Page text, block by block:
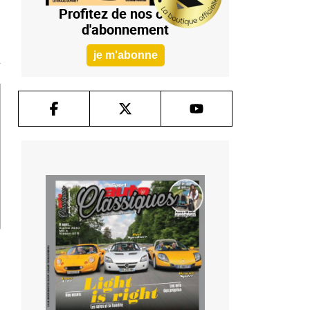
Profitez de nos offres
d'abonnement
je m'abonne